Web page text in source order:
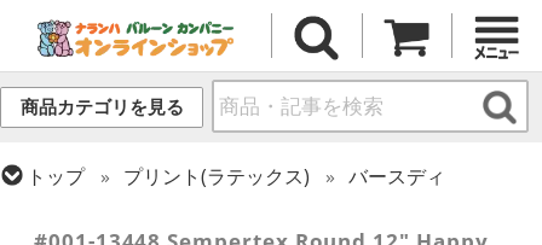
商品カテゴリを見る
トップ プリント(ラテックス)
バースディ